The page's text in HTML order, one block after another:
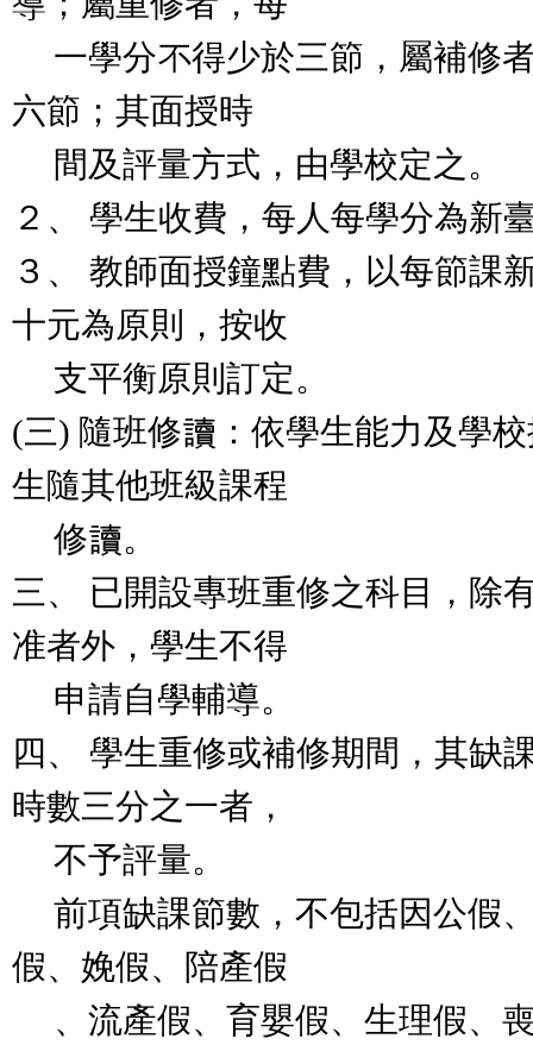
一學分不得少於三節，屬補修
六節；其面授時
間及評量方式，由學校定之。
２、 學生收費，每人每學分為新
３、 教師面授鐘點費，以每節課
十元為原則，按收
支平衡原則訂定。
(三) 隨班修讀：依學生能力及學
生隨其他班級課程
修讀。
三、 已開設專班重修之科目，除
准者外，學生不得
申請自學輔導。
四、 學生重修或補修期間，其缺
時數三分之一者，
不予評量。
前項缺課節數，不包括因公假
假、娩假、陪產假
、流產假、育嬰假、生理假、